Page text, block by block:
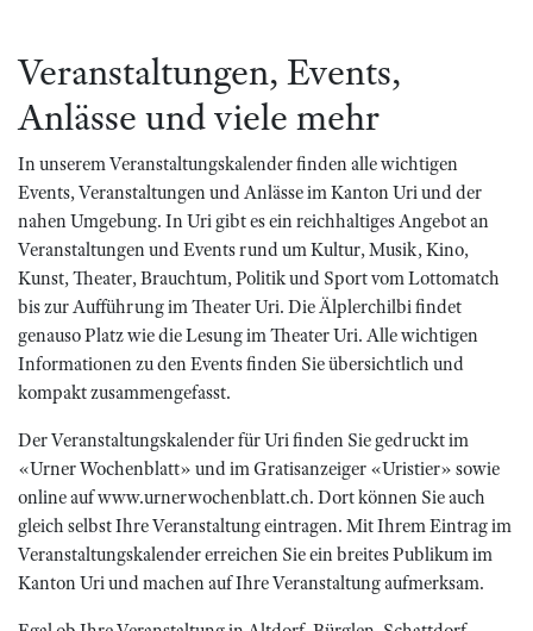
Veranstaltungen, Events,
Anlässe und viele mehr
In unserem Veranstaltungskalender finden alle wichtigen
Events, Veranstaltungen und Anlässe im Kanton Uri und der
nahen Umgebung. In Uri gibt es ein reichhaltiges Angebot an
Veranstaltungen und Events rund um Kultur, Musik, Kino,
Kunst, Theater, Brauchtum, Politik und Sport vom Lottomatch
bis zur Aufführung im Theater Uri. Die Älplerchilbi findet
genauso Platz wie die Lesung im Theater Uri. Alle wichtigen
Informationen zu den Events finden Sie übersichtlich und
kompakt zusammengefasst.
Der Veranstaltungskalender für Uri finden Sie gedruckt im
«Urner Wochenblatt» und im Gratisanzeiger «Uristier» sowie
online auf www.urnerwochenblatt.ch. Dort können Sie auch
gleich selbst Ihre Veranstaltung eintragen. Mit Ihrem Eintrag im
Veranstaltungskalender erreichen Sie ein breites Publikum im
Kanton Uri und machen auf Ihre Veranstaltung aufmerksam.